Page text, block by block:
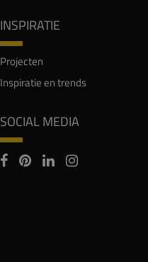
INSPIRATIE
Projecten
Inspiratie en trends
SOCIAL MEDIA